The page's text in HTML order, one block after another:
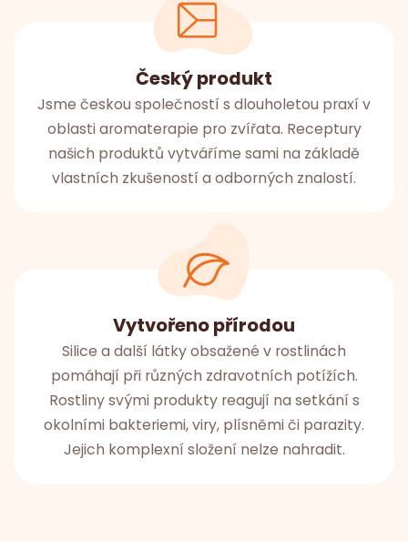
Český produkt
Jsme českou společností s dlouholetou praxí v
oblasti aromaterapie pro zvířata. Receptury
našich produktů vytváříme sami na základě
vlastních zkušeností a odborných znalostí.
Vytvořeno přírodou
Silice a další látky obsažené v rostlinách
pomáhají při různých zdravotních potížích.
Rostliny svými produkty reagují na setkání s
okolními bakteriemi, viry, plísněmi či parazity.
Jejich komplexní složení nelze nahradit.